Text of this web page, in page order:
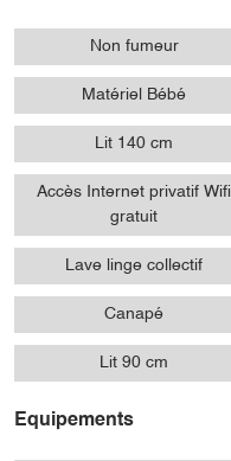
Non fumeur
Matériel Bébé
Lit 140 cm
Accès Internet privatif Wifi
gratuit
Lave linge collectif
Canapé
Lit 90 cm
Equipements